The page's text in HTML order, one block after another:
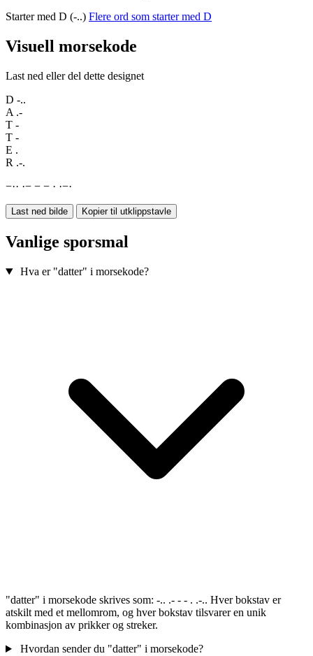
Starter med D (-..) Flere ord som starter med D
Visuell morsekode
Last ned eller del dette designet
D -..
A .-
T -
T -
E .
R .-.
−·· ·− − − · ·−·
Last ned bilde Kopier til utklippstavle
Vanlige sporsmal
Hva er "datter" i morsekode?
"datter" i morsekode skrives som: -.. .- - - . .-.. Hver bokstav er
atskilt med et mellomrom, og hver bokstav tilsvarer en unik
kombinasjon av prikker og streker.
Hvordan sender du "datter" i morsekode?